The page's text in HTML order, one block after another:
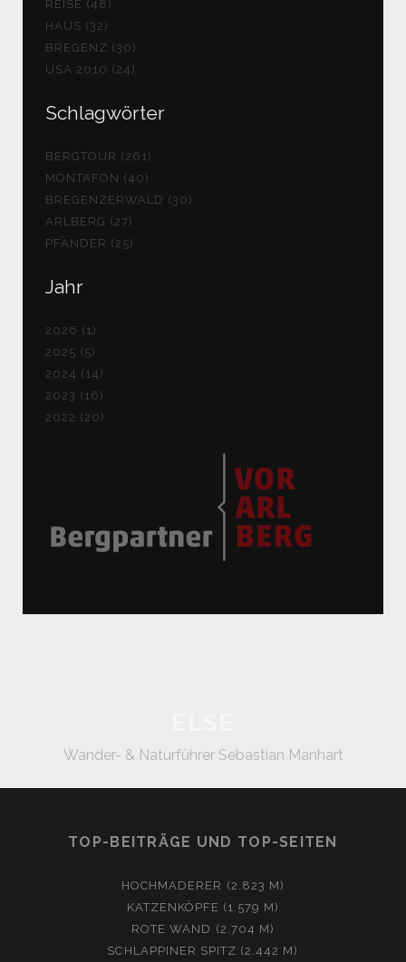
REISE (48)
HAUS (32)
BREGENZ (30)
USA 2010 (24)
Schlagwörter
BERGTOUR (261)
MONTAFON (40)
BREGENZERWALD (30)
ARLBERG (27)
PFÄNDER (25)
Jahr
2026 (1)
2025 (5)
2024 (14)
2023 (16)
2022 (20)
Wander- & Naturführer Sebastian Manhart
TOP-BEITRÄGE UND TOP-SEITEN
HOCHMADERER (2.823 M)
KATZENKÖPFE (1.579 M)
ROTE WAND (2.704 M)
SCHLAPPINER SPITZ (2.442 M)